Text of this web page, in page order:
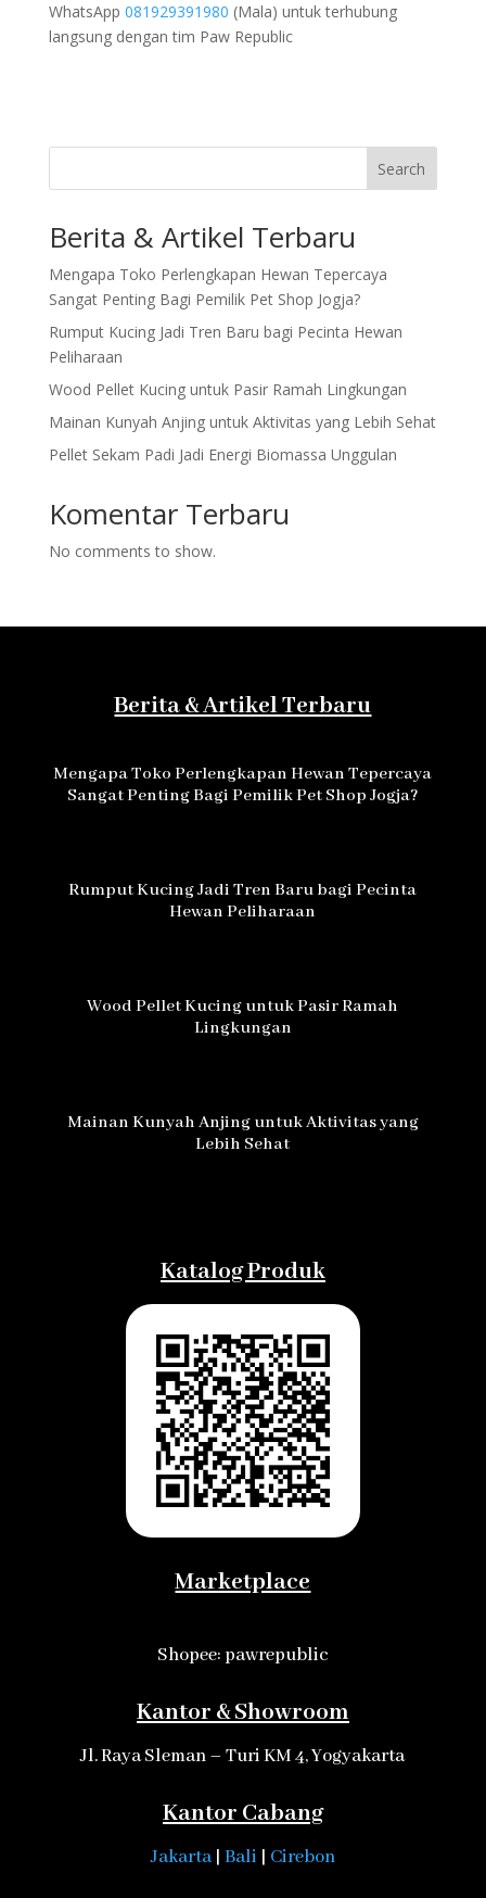
WhatsApp 081929391980 (Mala) untuk terhubung
langsung dengan tim Paw Republic
Search
Berita & Artikel Terbaru
Mengapa Toko Perlengkapan Hewan Tepercaya
Sangat Penting Bagi Pemilik Pet Shop Jogja?
Rumput Kucing Jadi Tren Baru bagi Pecinta Hewan
Peliharaan
Wood Pellet Kucing untuk Pasir Ramah Lingkungan
Mainan Kunyah Anjing untuk Aktivitas yang Lebih Sehat
Pellet Sekam Padi Jadi Energi Biomassa Unggulan
Komentar Terbaru
No comments to show.
Berita & Artikel Terbaru
Mengapa Toko Perlengkapan Hewan Tepercaya
Sangat Penting Bagi Pemilik Pet Shop Jogja?
Rumput Kucing Jadi Tren Baru bagi Pecinta
Hewan Peliharaan
Wood Pellet Kucing untuk Pasir Ramah
Lingkungan
Mainan Kunyah Anjing untuk Aktivitas yang
Lebih Sehat
Katalog Produk
Marketplace
Shopee: pawrepublic
Kantor & Showroom
Jl. Raya Sleman – Turi KM 4, Yogyakarta
Kantor Cabang
Jakarta| Bali Cirebon